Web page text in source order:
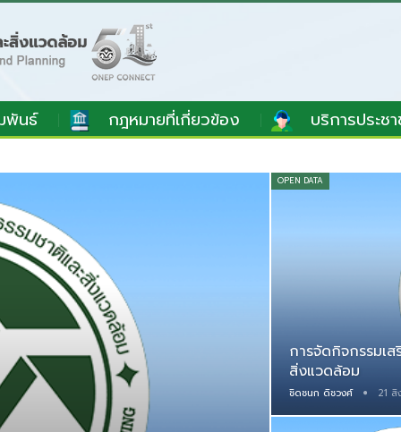
พันธ์ กฎหมายที่เกี่ยวข้อง บริการประช
OPEN DATA
การจัดกิจกรรมเ
สิ่งแวดล้อม
ชิดชนก ดิชวงศ์ 21